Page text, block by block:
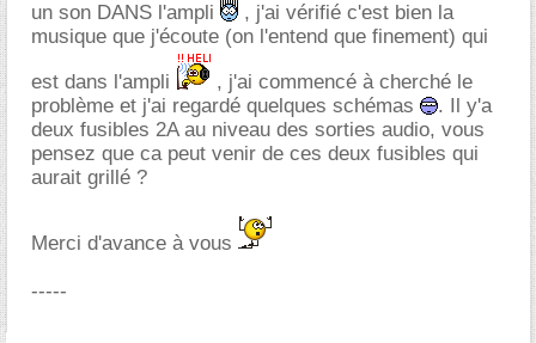
un son DANS l'ampli
, j'ai vérifié c'est bien la
musique que j'écoute (on l'entend que finement) qui
est dans l'ampli
, j'ai commencé à cherché le
problème et j'ai regardé quelques schémas
. Il y'a
deux fusibles 2A au niveau des sorties audio, vous
pensez que ca peut venir de ces deux fusibles qui
aurait grillé ?
Merci d'avance à vous
-----